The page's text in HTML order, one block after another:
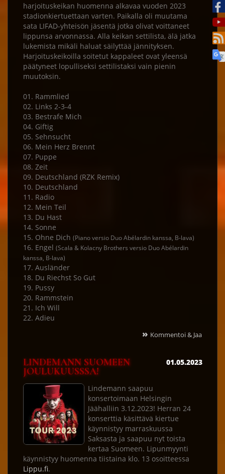
harjoituskeikan huomenna alkavaa vuoden 2023
stadionkiertuettaan varten. Paikalla oli muutama
sata LIFAD-yhteisön jäsentä jotka olivat voittaneet
lippunsa arvonnassa. Alla keikan settilista, älä jatka
lukemista mikäli haluat säilyttää jännityksen.
Harjoituskeikoilla soitetut kappaleet ovat yleensä
päätyneet lopulliseksi settilistaksi vain pienin
muutoksin.
01. Rammlied
02. Links 2-3-4
03. Bestrafe Mich
04. Giftig
05. Sehnsucht
06. Mein Herz Brennt
07. Puppe
08. Zeit
09. Deutschland (RZK Remix)
10. Deutschland
11. Radio
12. Mein Teil
13. Du Hast
14. Sonne
15. Ohne Dich (Piano versio Duo Abélardin kanssa, B-lava)
16. Engel (Scala & Kolacny Brothers versio Duo Abélardin
kanssa, B-lava)
17. Ausländer
18. Du Riechst So Gut
19. Pussy
20. Rammstein
21. Ich Will
22. Adieu
» Kommentoi & Jaa
LINDEMANN SUOMEEN
JOULUKUUSSSA!
01.05.2023
Lindemann saapuu
konsertoimaan Helsingin
Jäähalliin 3.12.2023! Herran 24
konserttia käsittävä kiertue
käynnistyy marraskuussa
Saksasta ja saapuu nyt toista
kertaa Suomeen. Lipunmyynti
käynnistyy huomenna tiistaina klo. 13 osoitteessa
Lippu.fi.